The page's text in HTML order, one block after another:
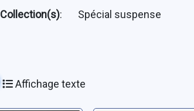
Collection(s): Spécial suspense
Affichage texte